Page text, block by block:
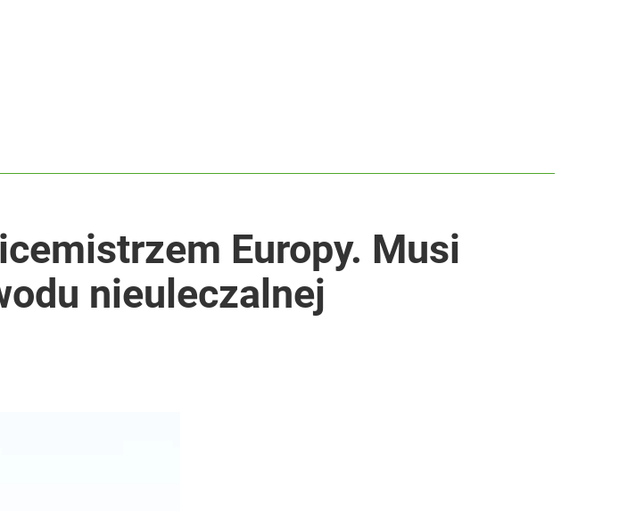
Europy. Musi
nieuleczalnej